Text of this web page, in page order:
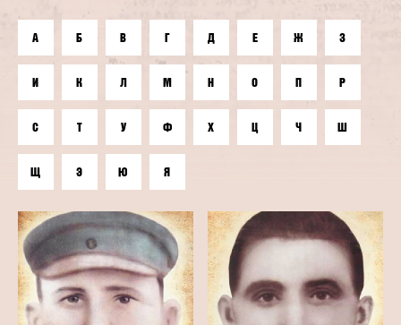
А Б В Г Д Е Ж З
И К Л М Н О П Р
С Т У Ф Х Ц Ч Ш
Щ Э Ю Я